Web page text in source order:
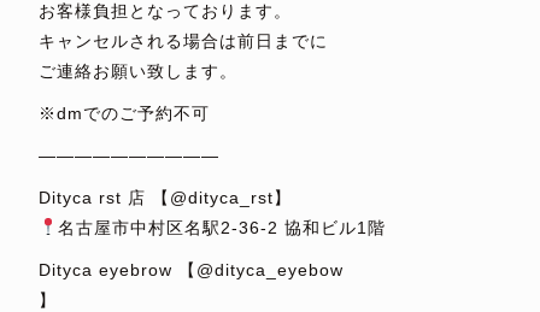
お客様負担となっております。
キャンセルされる場合は前日までに
ご連絡お願い致します。
※dmでのご予約不可
——————————
Dityca rst 店 【@dityca_rst】
名古屋市中村区名駅2-36-2 協和ビル1階
Dityca eyebrow 【@dityca_eyebow
】